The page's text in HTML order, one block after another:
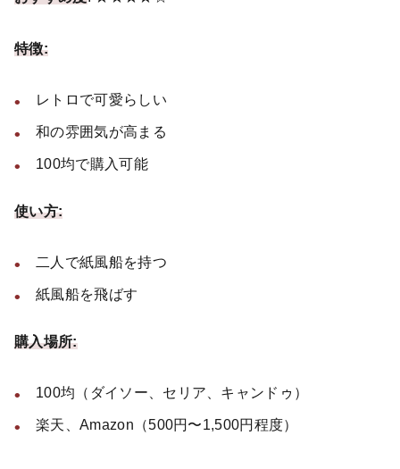
特徴:
レトロで可愛らしい
和の雰囲気が高まる
100均で購入可能
使い方:
二人で紙風船を持つ
紙風船を飛ばす
購入場所:
100均（ダイソー、セリア、キャンドゥ）
楽天、Amazon（500円〜1,500円程度）